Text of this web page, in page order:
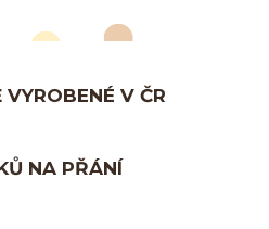
VYROBENÉ V ČR
NA PŘÁNÍ